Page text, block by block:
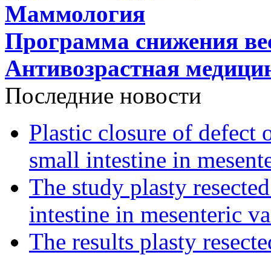
Маммология
Программа снижения
Антивозрастная
Последние новости
Plastic closure of defect
small intestine in
The study plasty
intestine in mesenteric
The results plasty